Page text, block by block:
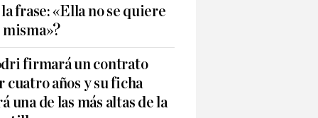
frase: «Ella no se quiere
misma»?
firmará un contrato
cuatro años y su ficha
una de las más altas de la